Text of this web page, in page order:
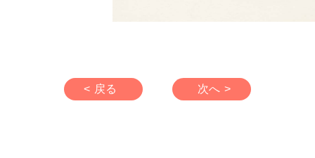
< 戻る 次へ >